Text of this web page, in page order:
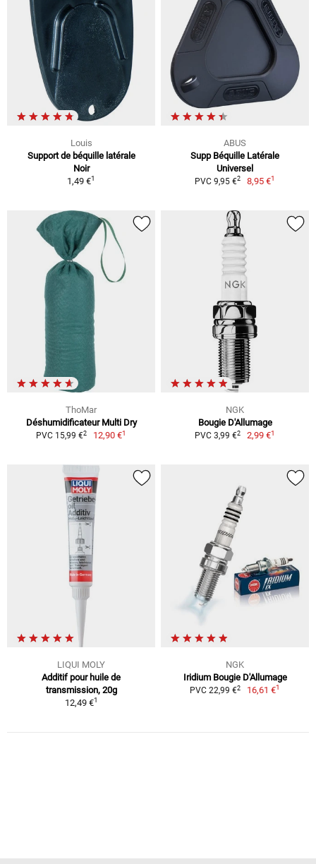
Louis
Support de béquille latérale
Noir
1,49 €1
ABUS
Supp Béquille Latérale
Universel
PVC 9,95 €2 8,95 €1
ThoMar
Déshumidificateur Multi Dry
PVC 15,99 €2 12,90 €1
NGK
Bougie D'Allumage
PVC 3,99 €2 2,99 €1
LIQUI MOLY
Additif pour huile de
transmission, 20g
12,49 €1
NGK
Iridium Bougie D'Allumage
PVC 22,99 €2 16,61 €1